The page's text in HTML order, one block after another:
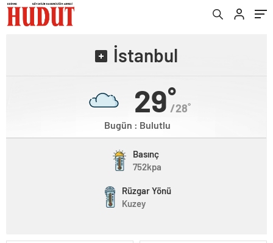
İstanbul
29˚
/28˚
Bugün : Bulutlu
Basınç
752kpa
Rüzgar Yönü
Kuzey